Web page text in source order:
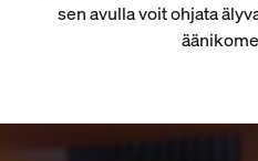
sen avulla voit ohjata